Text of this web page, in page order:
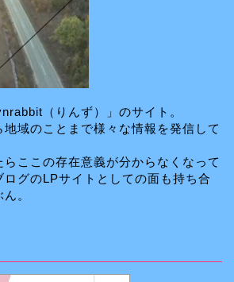
（りんず）」のサイト。
域のことまで様々な情報を発信して
ここの存在意義が分からなくなって
ログのLPサイトとしての面も持ち合
。